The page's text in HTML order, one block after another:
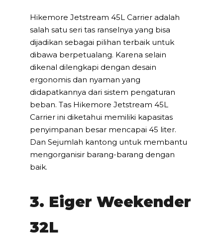
Hikemore Jetstream 45L Carrier adalah
salah satu seri tas ranselnya yang bisa
dijadikan sebagai pilihan terbaik untuk
dibawa berpetualang. Karena selain
dikenal dilengkapi dengan desain
ergonomis dan nyaman yang
didapatkannya dari sistem pengaturan
beban. Tas Hikemore Jetstream 45L
Carrier ini diketahui memiliki kapasitas
penyimpanan besar mencapai 45 liter.
Dan Sejumlah kantong untuk membantu
mengorganisir barang-barang dengan
baik.
3. Eiger Weekender
32L